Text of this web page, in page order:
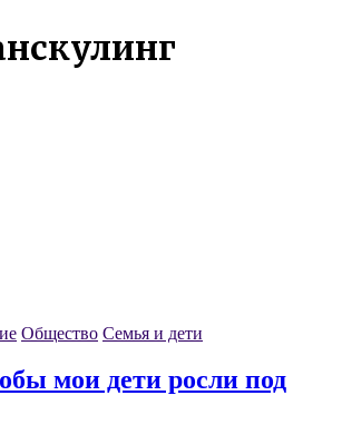
Общество Семья и дети
мои дети росли под